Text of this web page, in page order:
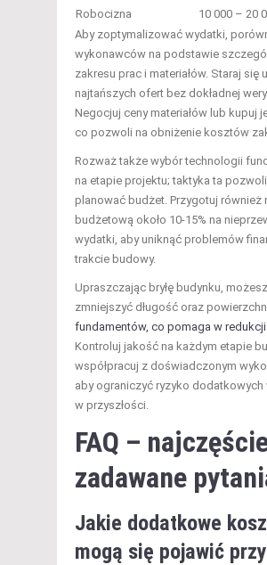
Robocizna
10 000 – 20
Aby zoptymalizować wydatki,
wykonawców na podstawie
zakresu prac i materiałów. Staraj się
najtańszych ofert bez dokładnej
Negocjuj ceny materiałów lub kupuj
co pozwoli na obniżenie kosztów
Rozważ także wybór technologii
na etapie projektu; taktyka ta
planować budżet. Przygotuj również
budżetową około 10-15% na
wydatki, aby uniknąć problemów
trakcie budowy.
Upraszczając bryłę budynku, możesz
zmniejszyć długość oraz
fundamentów, co pomaga w
Kontroluj jakość na każdym etapie
współpracuj z doświadczonym
aby ograniczyć ryzyko
w przyszłości.
FAQ –
zadawane
Jakie dodatkowe
mogą się pojawić przy